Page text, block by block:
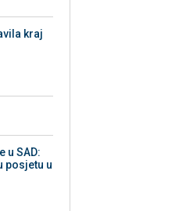
kraj
u SAD:
posjetu u